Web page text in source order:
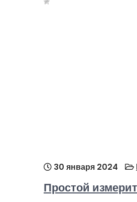
30 января 2024
Простой